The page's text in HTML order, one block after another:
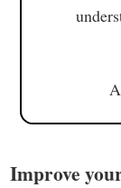
Improve